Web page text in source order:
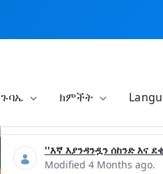
ጉባኤ ክምችት
''እኛ እያንዳንዷን ሰከንድ እና
Modified 4 Months ago.